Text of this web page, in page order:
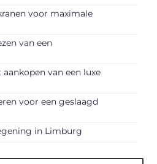
voor maximale
van een
van een luxe
voor een geslaagd
in Limburg